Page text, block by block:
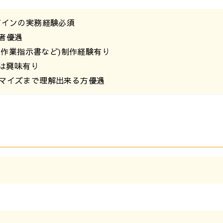
ンの実務経験必須
優遇
業指示書など)制作経験有り
興味有り
イズまで理解出来る方優遇